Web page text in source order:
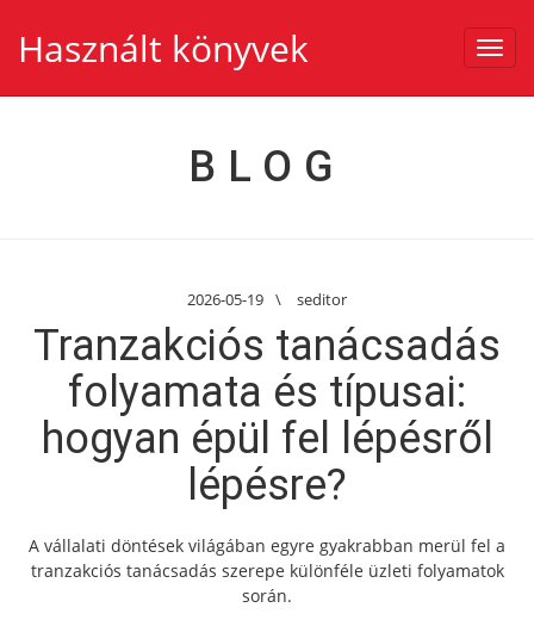
Használt könyvek
BLOG
2026-05-19 \ seditor
Tranzakciós tanácsadás
folyamata és típusai:
hogyan épül fel lépésről
lépésre?
A vállalati döntések világában egyre gyakrabban merül fel a
tranzakciós tanácsadás szerepe különféle üzleti folyamatok
során.